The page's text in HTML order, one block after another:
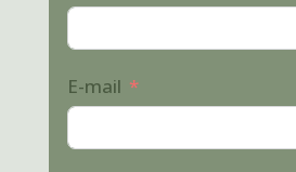
E-mail